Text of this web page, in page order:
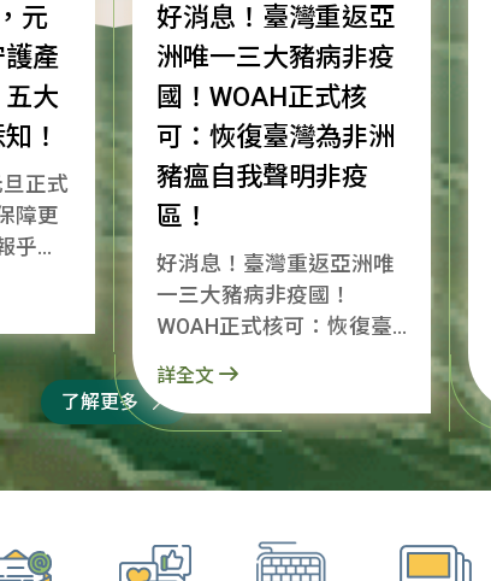
元
護產
大
！
正式
障更
乎恁
一年
農業
一
照顧
農業
好消息！臺灣重返亞
洲唯一三大豬病非疫
國！WOAH正式核
可：恢復臺灣為非洲
豬瘟自我聲明非疫
區！
好消息！臺灣重返亞洲唯
一三大豬病非疫國！
WOAH正式核可：恢復臺
疫區！ 就是今天，世界動
物衛生組織在官方網頁上
正式宣布，台灣重回非洲
豬瘟非疫國行列！ 今年2
交申請後，只過了1個多
詳全文
了解更多